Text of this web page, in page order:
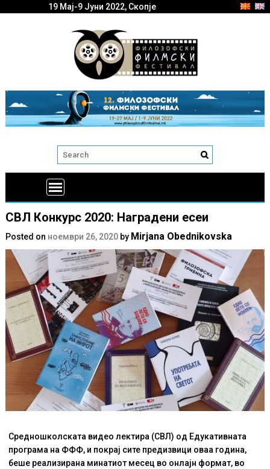
19 Мај-9 Јуни 2022, Скопје
СВЛ Конкурс 2020: Наградени есеи
Posted on ноември 26, 2020 by Mirjana Obednikovska
Средношколската видео лектира (СВЛ) од Едукативната
програма на ФФФ, и покрај сите предизвици оваа година,
беше реализирана минатиот месец во онлајн формат, во